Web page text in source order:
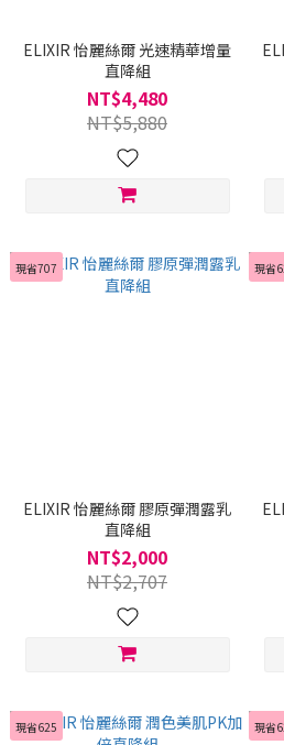
ELIXIR 怡麗絲爾 光速精華增量
直降組
NT$4,480
NT$5,880
現省707
ELIXIR 怡麗絲爾 膠原彈潤露乳
直降組
NT$2,000
NT$2,707
現省
現省625 現省